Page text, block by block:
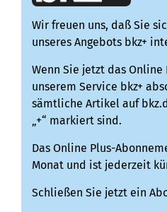
Wir freuen uns, daß Sie
unseres Angebots bkz+
Wenn Sie jetzt das
unserem Service bkz+
sämtliche Artikel auf
„+“ markiert sind.
Das Online Plus-
Monat und ist jederzeit
Schließen Sie jetzt ein